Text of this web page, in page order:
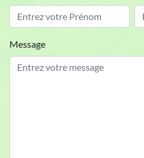
Message